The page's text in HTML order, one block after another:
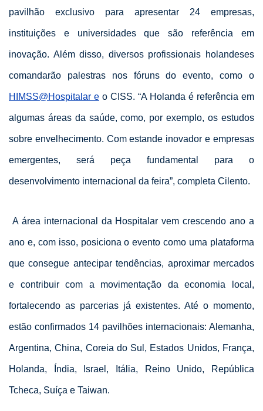
pavilhão exclusivo para apresentar 24 empresas,
instituições e universidades que são referência em
inovação. Além disso, diversos profissionais holandeses
comandarão palestras nos fóruns do evento, como o
HIMSS@Hospitalar e o CISS. “A Holanda é referência em
algumas áreas da saúde, como, por exemplo, os estudos
sobre envelhecimento. Com estande inovador e empresas
emergentes, será peça fundamental para o
desenvolvimento internacional da feira”, completa Cilento.
A área internacional da Hospitalar vem crescendo ano a
ano e, com isso, posiciona o evento como uma plataforma
que consegue antecipar tendências, aproximar mercados
e contribuir com a movimentação da economia local,
fortalecendo as parcerias já existentes. Até o momento,
estão confirmados 14 pavilhões internacionais: Alemanha,
Argentina, China, Coreia do Sul, Estados Unidos, França,
Holanda, Índia, Israel, Itália, Reino Unido, República
Tcheca, Suíça e Taiwan.